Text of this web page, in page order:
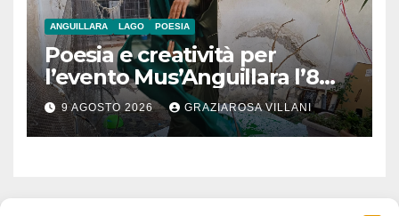
ANGUILLARA LAGO POESIA
Poesia e creatività per
l’evento Mus’Anguillara l’8
agosto 2026 al Museo
Contadino
9 AGOSTO 2026 GRAZIAROSA VILLANI